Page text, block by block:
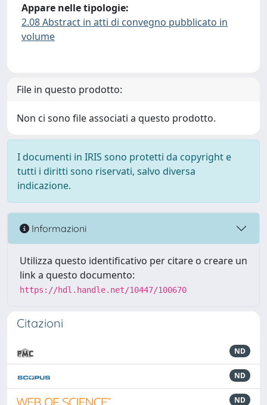
Appare nelle tipologie:
2.08 Abstract in atti di convegno pubblicato in
volume
File in questo prodotto:
Non ci sono file associati a questo prodotto.
I documenti in IRIS sono protetti da copyright e
tutti i diritti sono riservati, salvo diversa
indicazione.
Informazioni
Utilizza questo identificativo per citare o creare un
link a questo documento:
https://hdl.handle.net/10447/100670
Citazioni
ND
ND
ND